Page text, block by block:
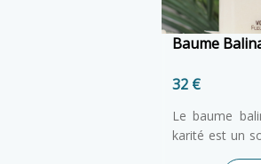
Baume
32 €
Le baume
karité est un
la